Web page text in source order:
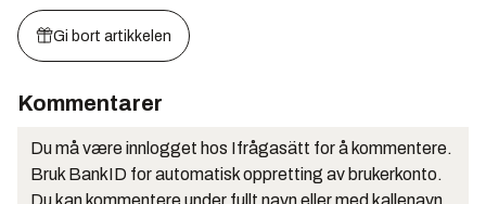
Gi bort artikkelen
Kommentarer
Du må være innlogget hos Ifrågasätt for å kommentere.
Bruk BankID for automatisk oppretting av brukerkonto.